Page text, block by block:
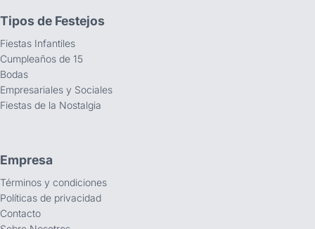
Tipos de Festejos
Fiestas Infantiles
Cumpleaños de 15
Bodas
Empresariales y Sociales
Fiestas de la Nostalgia
Empresa
Términos y condiciones
Políticas de privacidad
Contacto